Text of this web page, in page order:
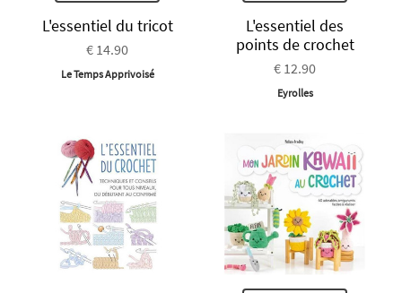
L'essentiel du tricot
€ 14.90
Le Temps Apprivoisé
L'essentiel des
points de crochet
€ 12.90
Eyrolles